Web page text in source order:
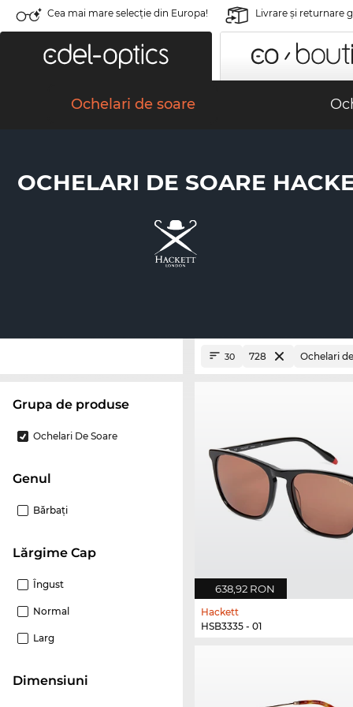
Cea mai mare selecție din Europa! Livrare şi returnare
Ochelari de soare
OCHELARI DE SOARE
Grupa de produse
Ochelari De Soare
Genul
Bărbaţi
Lărgime Cap
Îngust
Normal
Larg
dimensiuni
30 728 Ochelari
638,92 RON
Hackett
HSB3335 - 01